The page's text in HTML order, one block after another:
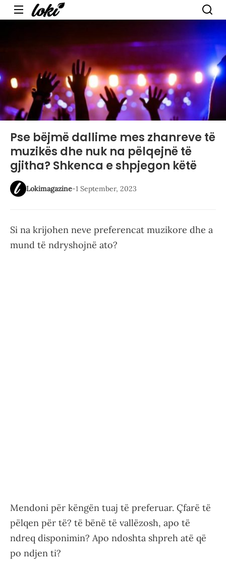
Menu
Pse bëjmë dallime mes zhanreve të
muzikës dhe nuk na pëlqejnë të
gjitha? Shkenca e shpjegon këtë
Lokimagazine-1 September, 2023
Si na krijohen neve preferencat muzikore dhe a
mund të ndryshojnë ato?
Mendoni për këngën tuaj të preferuar. Çfarë të
pëlqen për të? të bënë të vallëzosh, apo të
ndreq disponimin? Apo ndoshta shpreh atë që
po ndjen ti?